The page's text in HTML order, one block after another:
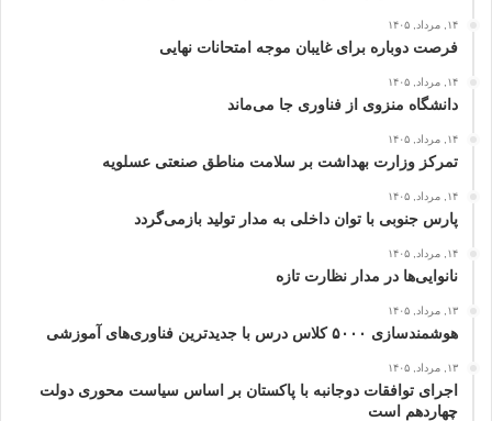
۱۴, مرداد, ۱۴۰۵
فرصت دوباره برای غایبان موجه امتحانات نهایی
۱۴, مرداد, ۱۴۰۵
دانشگاه منزوی از فناوری جا می‌ماند
۱۴, مرداد, ۱۴۰۵
تمرکز وزارت بهداشت بر سلامت مناطق صنعتی عسلویه
۱۴, مرداد, ۱۴۰۵
پارس جنوبی با توان داخلی به مدار تولید بازمی‌گردد
۱۴, مرداد, ۱۴۰۵
نانوایی‌ها در مدار نظارت تازه
۱۳, مرداد, ۱۴۰۵
هوشمندسازی ۵۰۰۰ کلاس درس با جدیدترین فناوری‌های آموزشی
۱۳, مرداد, ۱۴۰۵
اجرای توافقات دوجانبه با پاکستان بر اساس سیاست محوری دولت
چهاردهم است